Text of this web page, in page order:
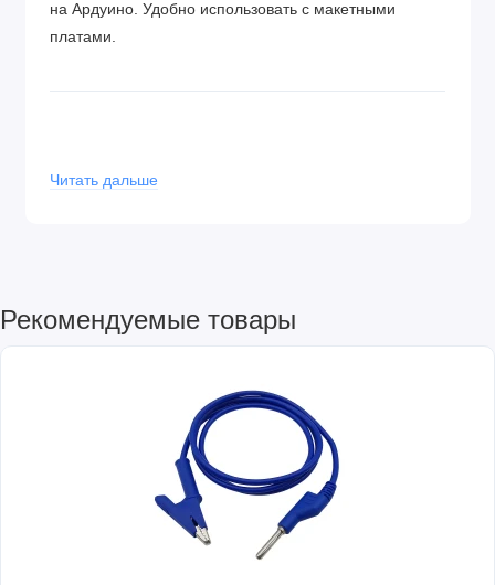
на Ардуино. Удобно использовать с макетными
платами.
Комплектация:
20 шт.
Читать дальше
Рекомендуемые товары